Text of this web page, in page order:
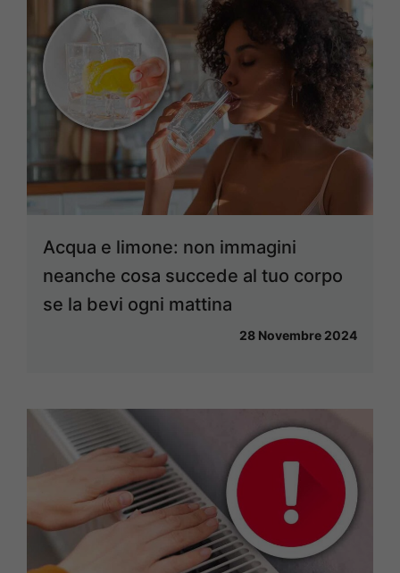
Acqua e limone: non immagini
neanche cosa succede al tuo corpo
se la bevi ogni mattina
28 Novembre 2024